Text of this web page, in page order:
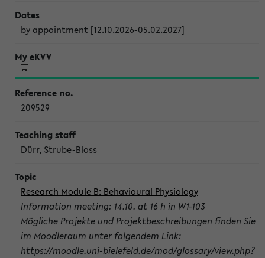
by appointment [12.10.2026-05.02.2027]
209529
Dürr, Strube-Bloss
Research Module B: Behavioural Physiology
Information meeting: 14.10. at 16 h in W1-103
Mögliche Projekte und Projektbeschreibungen finden Sie
im Moodleraum unter folgendem Link:
https://moodle.uni-bielefeld.de/mod/glossary/view.php?